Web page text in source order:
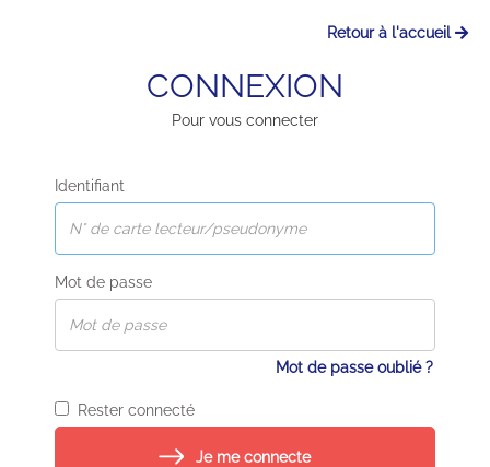
Retour à l'accueil
CONNEXION
Pour vous connecter
Identifiant
Mot de passe
Mot de passe oublié ?
Rester connecté
Je me connecte